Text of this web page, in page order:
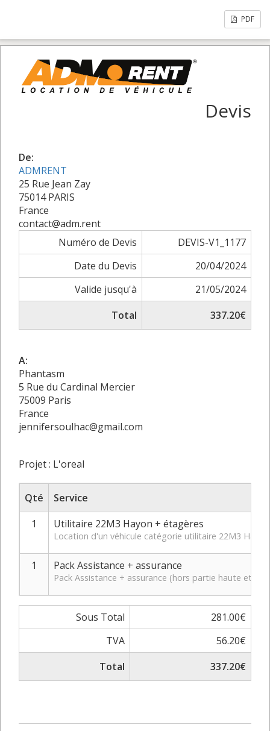
PDF
Devis
De:
ADMRENT
25 Rue Jean Zay
75014 PARIS
France
contact@adm.rent
Numéro de Devis
DEVIS-V1_1177
Date du Devis
20/04/2024
Valide jusqu'à
21/05/2024
Total
337.20€
A:
Phantasm
5 Rue du Cardinal Mercier
75009 Paris
France
jennifersoulhac@gmail.com
Projet : L'oreal
Qté
Service
1
Utilitaire 22M3 Hayon + étagères
Location d'un véhicule catégorie utilitaire 22M3
1 Pack Assistance + assurance
Pack Assistance + assurance (hors partie haute et
Sous Total
281.00€
TVA
56.20€
Total
337.20€